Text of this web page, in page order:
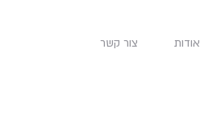
אודות צור קשר